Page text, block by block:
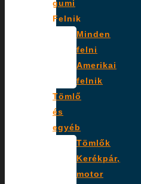
gumi
Felnik
Minden
felni
Amerikai
felnik
Tömlő
és
egyéb
Tömlők
Kerékpár,
motor